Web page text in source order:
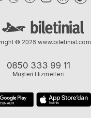
0850 333 99 11
Müşteri Hizmetleri
© 2026 www.biletinial.com